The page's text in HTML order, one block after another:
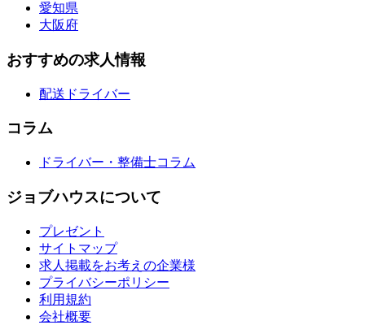
愛知県
大阪府
おすすめの求人情報
配送ドライバー
コラム
ドライバー・整備士コラム
ジョブハウスについて
プレゼント
サイトマップ
求人掲載をお考えの企業様
プライバシーポリシー
利用規約
会社概要